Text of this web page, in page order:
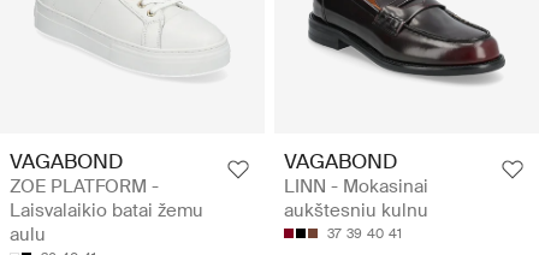
VAGABOND
ZOE PLATFORM -
Laisvalaikio batai žemu
aulu
VAGABOND
LINN - Mokasinai
aukštesniu kulnu
37 39 40 41